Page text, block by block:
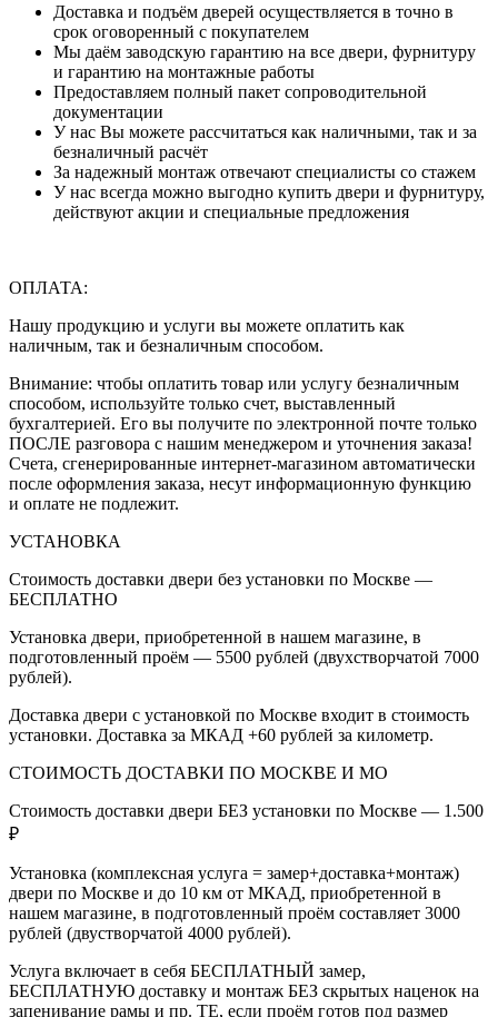
Доставка и подъём дверей осуществляется в точно в
срок оговоренный с покупателем
Мы даём заводскую гарантию на все двери, фурнитуру
и гарантию на монтажные работы
Предоставляем полный пакет сопроводительной
документации
У нас Вы можете рассчитаться как наличными, так и за
безналичный расчёт
За надежный монтаж отвечают специалисты со стажем
У нас всегда можно выгодно купить двери и фурнитуру,
действуют акции и специальные предложения
ОПЛАТА:
Нашу продукцию и услуги вы можете оплатить как
наличным, так и безналичным способом.
Внимание: чтобы оплатить товар или услугу безналичным
способом, используйте только счет, выставленный
бухгалтерией. Его вы получите по электронной почте только
ПОСЛЕ разговора с нашим менеджером и уточнения заказа!
Счета, сгенерированные интернет-магазином автоматически
после оформления заказа, несут информационную функцию
и оплате не подлежит.
УСТАНОВКА
Стоимость доставки двери без установки по Москве —
БЕСПЛАТНО
Установка двери, приобретенной в нашем магазине, в
подготовленный проём — 5500 рублей (двухстворчатой 7000
рублей).
Доставка двери с установкой по Москве входит в стоимость
установки. Доставка за МКАД +60 рублей за километр.
СТОИМОСТЬ ДОСТАВКИ ПО МОСКВЕ И МО
Стоимость доставки двери БЕЗ установки по Москве — 1.500
₽
Установка (комплексная услуга = замер+доставка+монтаж)
двери по Москве и до 10 км от МКАД, приобретенной в
нашем магазине, в подготовленный проём составляет 3000
рублей (двустворчатой 4000 рублей).
Услуга включает в себя БЕСПЛАТНЫЙ замер,
БЕСПЛАТНУЮ доставку и монтаж БЕЗ скрытых наценок на
запенивание рамы и пр. ТЕ, если проём готов под размер